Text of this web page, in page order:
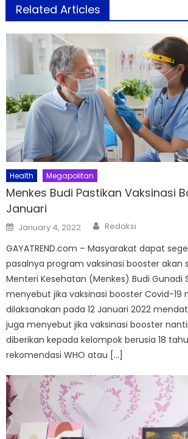
Related Articles
Health Megapolitan
Menkes Budi Pastikan Vaksinasi
Januari
Posted
on
January 4, 2022 Author
Redaksi
GAYATREND.com – Masyarakat dapat
pasalnya program vaksinasi booster akan
Menteri Kesehatan (Menkes) Budi Gunadi
menyebut jika vaksinasi booster Covid-19
dilaksanakan pada 12 Januari 2022
juga menyebut jika vaksinasi booster
diberikan kepada kelompok berusia 18
rekomendasi WHO atau […]